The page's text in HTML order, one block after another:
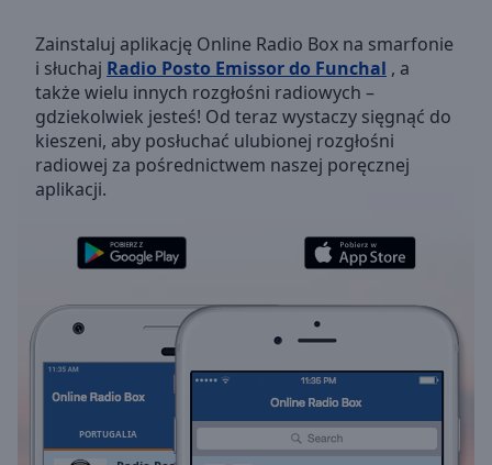
Mute
Current
Time0:00
Duration-:-
Loaded:
0.00%
LIVE
currently
behind
liveLIVE
Remaining
Zainstaluj aplikację Online Radio Box na smarfonie
i słuchaj Radio Posto Emissor do Funchal , a
także wielu innych rozgłośni radiowych –
gdziekolwiek jesteś! Od teraz wystaczy sięgnąć do
kieszeni, aby posłuchać ulubionej rozgłośni
radiowej za pośrednictwem naszej poręcznej
aplikacji.
PORTUGALIA